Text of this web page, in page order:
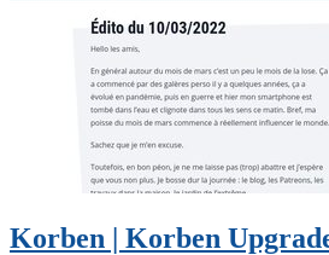
Korben | Korben